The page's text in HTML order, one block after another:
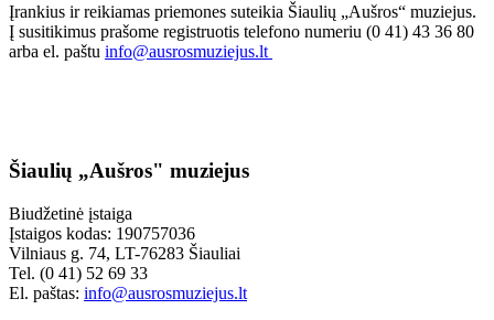
Įrankius ir reikiamas priemones suteikia Šiaulių „Aušros“ muziejus.
Į susitikimus prašome registruotis telefono numeriu (0 41) 43 36 80
arba el. paštu info@ausrosmuziejus.lt
Šiaulių „Aušros" muziejus
Biudžetinė įstaiga
Įstaigos kodas: 190757036
Vilniaus g. 74, LT-76283 Šiauliai
Tel. (0 41) 52 69 33
El. paštas: info@ausrosmuziejus.lt